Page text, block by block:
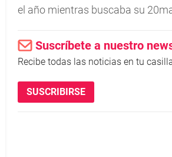
el año mientras buscaba su
Suscríbete a nuestro
Recibe todas las noticias en tu
SUSCRIBIRSE